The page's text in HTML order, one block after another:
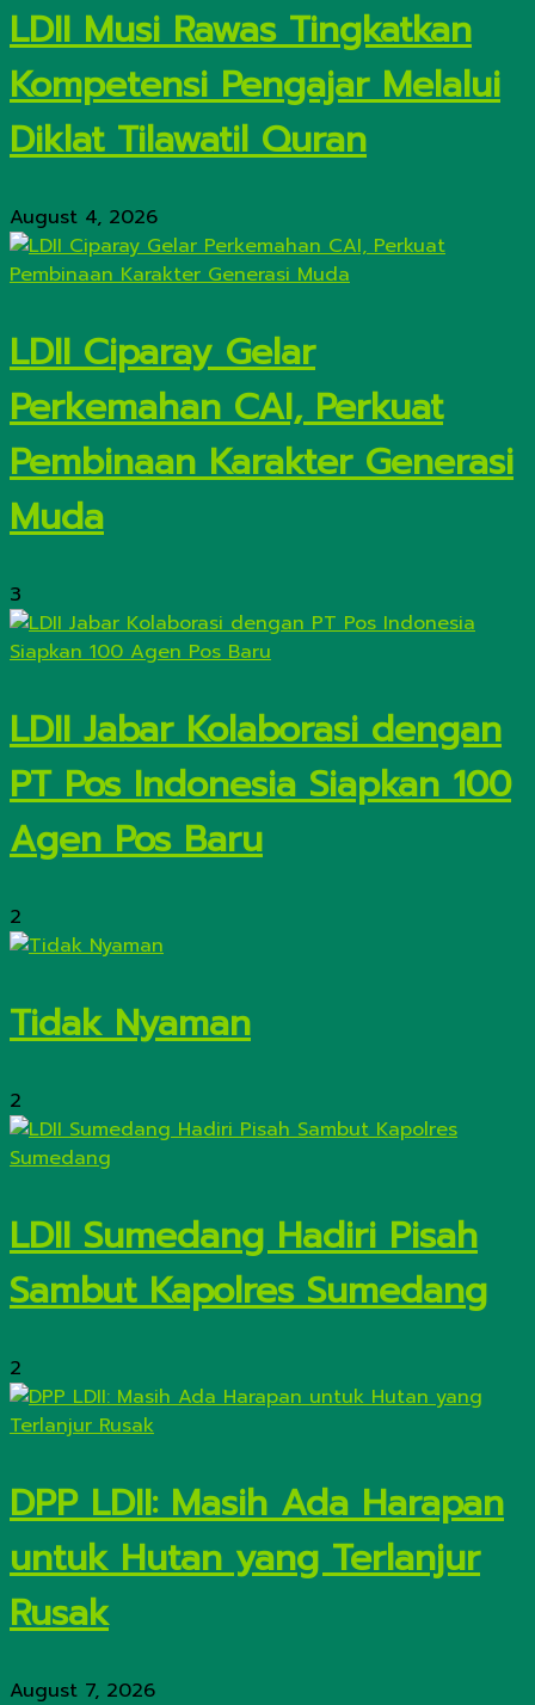
LDII Musi Rawas Tingkatkan
Kompetensi Pengajar Melalui
Diklat Tilawatil Quran
August 4, 2026
LDII Ciparay Gelar
Perkemahan CAI, Perkuat
Pembinaan Karakter Generasi
Muda
3
LDII Jabar Kolaborasi dengan
PT Pos Indonesia Siapkan 100
Agen Pos Baru
2
Tidak Nyaman
2
LDII Sumedang Hadiri Pisah
Sambut Kapolres Sumedang
2
DPP LDII: Masih Ada Harapan
untuk Hutan yang Terlanjur
Rusak
August 7, 2026